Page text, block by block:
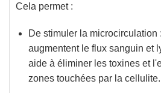
Cela permet :
De stimuler la microcirculation
augmentent le flux sanguin et
aide à éliminer les toxines et
zones touchées par la cellulite.